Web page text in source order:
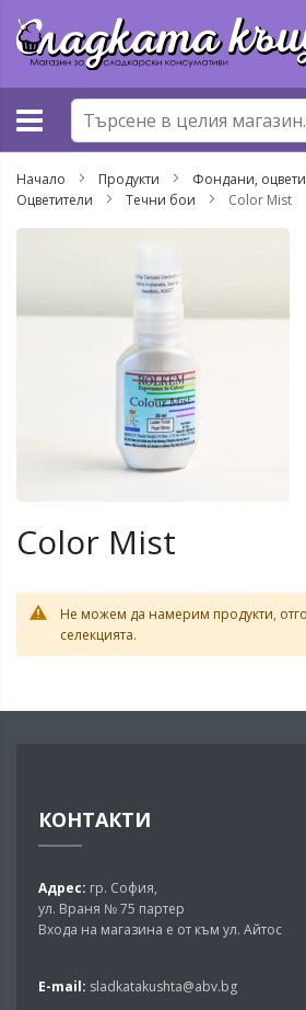
към
съдържанието
Начало Продукти
Фондани,
Оцветители
Течни бои Color Mist
Color Mist
Не можем да намерим продукти,
селекцията.
КОНТАКТИ
Адрес: гр. София,
ул. Враня № 75 партер
Входа на магазина е от към ул. Айтос
E-mail: sladkatakushta@abv.bg